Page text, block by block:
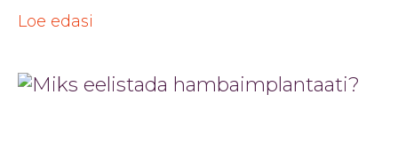
Loe edasi